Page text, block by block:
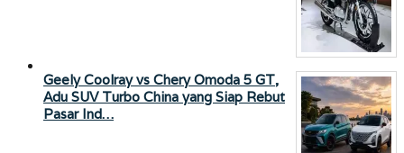
Geely Coolray vs Chery Omoda 5 GT,
Adu SUV Turbo China yang Siap Rebut
Pasar Ind…